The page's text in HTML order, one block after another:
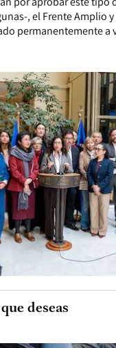
, el Frente Amplio
permanentemente a
deseas